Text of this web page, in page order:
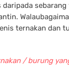
sebarang
ternakan dan
/ burung